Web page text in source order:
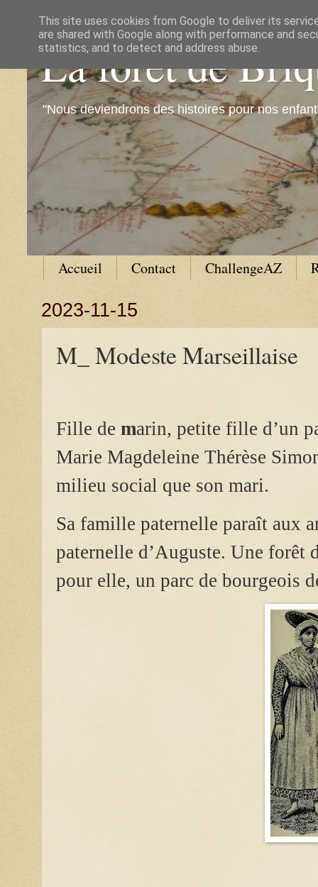
La forêt de
"Nous deviendrons des histoires pour nos
Accueil Contact ChallengeAZ
2023-11-15
M_ Modeste Marseillaise
Fille de marin, petite fille d’un
Marie Magdeleine Thérèse
milieu social que son mari.
Sa famille paternelle paraît aux
paternelle d’Auguste. Une forêt
pour elle, un parc de bourgeois
This site uses cookies from Google to deliver its
are shared with Google along with performance and
statistics, and to detect and address abuse.